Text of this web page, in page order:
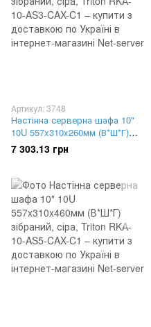
Артикул: 3748
Настінна серверна шафа 10"
10U 557x310x260мм (В*Ш*Г)
зібраний, сіра, Triton RKA-10-
AS3-CAX-C1
7 303.13 грн